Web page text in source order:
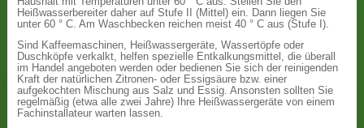
Heißwasserbereiter daher auf Stufe II (Mittel) ein. Dann liegen Sie
unter 60 ° C. Am Waschbecken reichen meist 40 ° C aus (Stufe I).
Sind Kaffeemaschinen, Heißwassergeräte, Wassertöpfe oder
Duschköpfe verkalkt, helfen spezielle Entkalkungsmittel, die überall
im Handel angeboten werden oder bedienen Sie sich der reinigenden
Kraft der natürlichen Zitronen- oder Essigsäure bzw. einer
aufgekochten Mischung aus Salz und Essig. Ansonsten sollten Sie
regelmäßig (etwa alle zwei Jahre) Ihre Heißwassergeräte von einem
Fachinstallateur warten lassen.